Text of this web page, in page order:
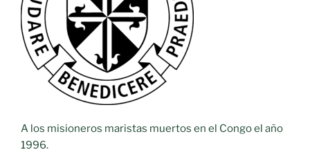
A los misioneros maristas muertos en el Congo el año
1996.